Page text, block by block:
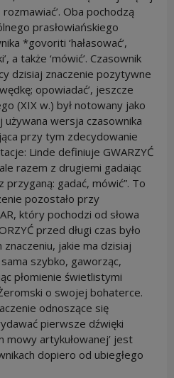
Oba pochodzą
prasłowiańskiego
*govoriti ‘hałasować’,
a także ‘mówić’. Czasownik
dzisiaj znaczenie pozytywne
opowiadać’, jeszcze
(XIX w.) był notowany jako
wersja czasownika
przy tym zdecydowanie
Linde definiuje GWARZYĆ
razem z drugiemi gadaiąc
przyganą: gadać, mówić”. To
pozostało przy
który pochodzi od słowa
przed długi czas było
jakie ma dzisiaj
sama szybko, gaworząc,
płomienie świetlistymi
o swojej bohaterce.
odnoszące się
pierwsze dźwięki
mowy artykułowanej’ jest
dopiero od ubiegłego